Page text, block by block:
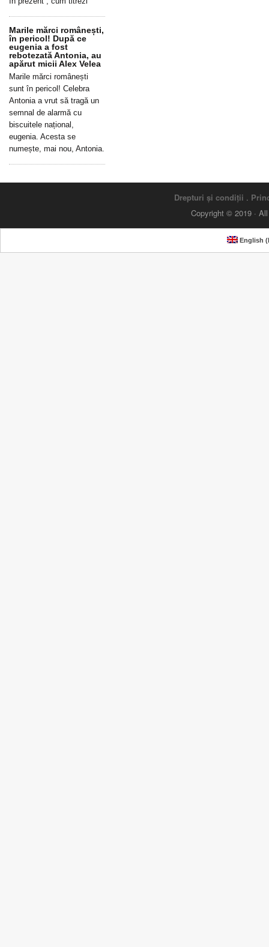
Marile mărci românești,
în pericol! După ce
eugenia a fost
rebotezată Antonia, au
apărut micii Alex Velea
Marile mărci românești
sunt în pericol! Celebra
Antonia a vrut să tragă un
semnal de alarmă cu
biscuitele național,
eugenia. Acesta se
numește, mai nou, Antonia.
Drepturi și condiții .
Copyright © 2019 ·
English (